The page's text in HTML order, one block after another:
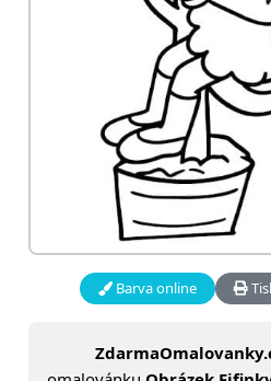
Barva online